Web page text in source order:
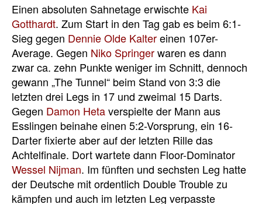
Einen absoluten Sahnetage erwischte Kai
Gotthardt. Zum Start in den Tag gab es beim 6:1-
Sieg gegen Dennie Olde Kaltereinen 107er-
Average. Gegen Niko Springerwaren es dann
zwar ca. zehn Punkte weniger im Schnitt, dennoch
gewann „The Tunnel“ beim Stand von 3:3 die
letzten drei Legs in 17 und zweimal 15 Darts.
Gegen Damon Hetaverspielte der Mann aus
Esslingen beinahe einen 5:2-Vorsprung, ein 16-
Darter fixierte aber auf der letzten Rille das
Achtelfinale. Dort wartete dann Floor-Dominator
Wessel Nijman. Im fünften und sechsten Leg hatte
der Deutsche mit ordentlich Double Trouble zu
kämpfen und auch im letzten Leg verpasste